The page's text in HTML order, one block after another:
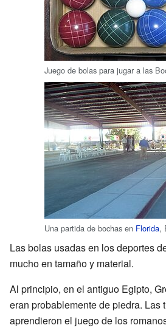
Juego de bolas para jugar a las
Una partida de bochas en Florida,
Las bolas usadas en los deportes
mucho en tamaño y material.
Al principio, en el antiguo Egipto,
eran probablemente de piedra. Las
aprendieron el juego de los